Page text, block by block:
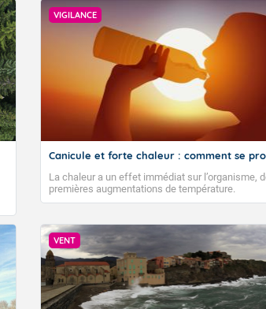
VIGILANCE ROUGE
Accéder au site de Météo-France
VIGILANCE
Canicule et forte chaleur : comment se
La chaleur a un effet immédiat sur l’organisme,
premières augmentations de température.
VENT